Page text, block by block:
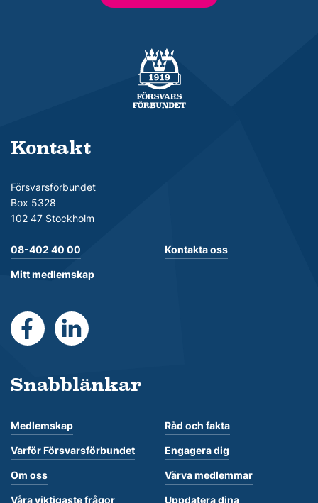
Försvarsförbundet
Kontakt
Försvarsförbundet
Box 5328
102 47 Stockholm
08-402 40 00
Mitt medlemskap
Kontakta oss
https://www.facebook.com/Forsvarsforbundet
https://se.linkedin.com/company/
Snabblänkar
Medlemskap
Varför Försvarsförbundet
Om oss
Våra viktigaste frågor
Råd och fakta
Engagera dig
Värva medlemmar
Uppdatera dina